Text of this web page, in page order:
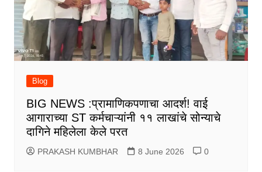
Blog
BIG NEWS :प्रामाणिकपणाचा आदर्श! वाई
आगाराच्या ST कर्मचाऱ्यांनी ११ लाखांचे सोन्याचे
दागिने महिलेला केले परत
PRAKASH KUMBHAR 8 June 2026 0